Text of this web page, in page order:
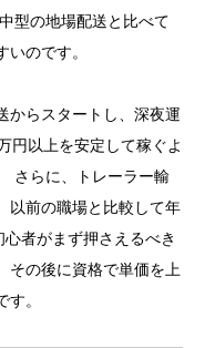
型の地場配送と比べて
のです。
からスタートし、深夜運
円以上を安定して稼ぐよ
さらに、トレーラー輸
以前の職場と比較して年
者がまず押さえるべき
その後に資格で単価を上
。